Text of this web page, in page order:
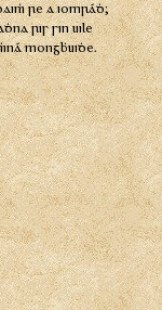
re a iomráḋ;
ris sin uile
mongḃuiḋe.